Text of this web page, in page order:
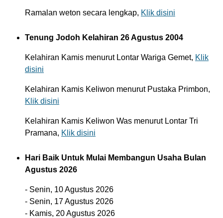
Ramalan weton secara lengkap, Klik disini
Tenung Jodoh Kelahiran 26 Agustus 2004
Kelahiran Kamis menurut Lontar Wariga Gemet, Klik
disini
Kelahiran Kamis Keliwon menurut Pustaka Primbon,
Klik disini
Kelahiran Kamis Keliwon Was menurut Lontar Tri
Pramana, Klik disini
Hari Baik Untuk Mulai Membangun Usaha Bulan
Agustus 2026
- Senin, 10 Agustus 2026
- Senin, 17 Agustus 2026
- Kamis, 20 Agustus 2026